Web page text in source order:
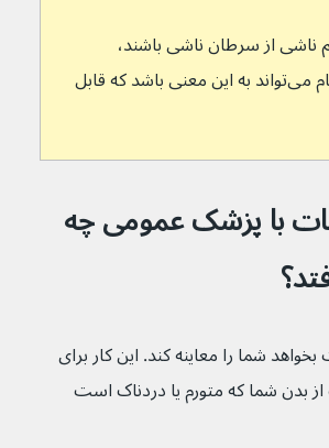
ناشی از سرطان ناشی باشند،
تشخیص زودهنگام می‌تواند به این معنی باشد که قابل
با پزشک عمومی چه
شما را معاینه کند. این کار برای
بدن شما که متورم یا دردناک است